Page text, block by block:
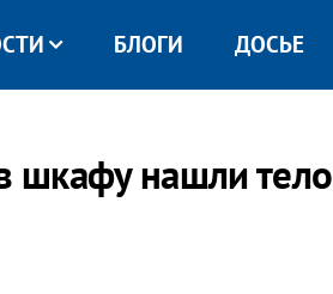
БЛОГИ ДОСЬЕ
шкафу нашли тело